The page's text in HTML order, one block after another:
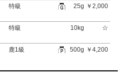
特級 25g ￥2,000
特級 10kg ☆
鹿1級 500g ￥4,200